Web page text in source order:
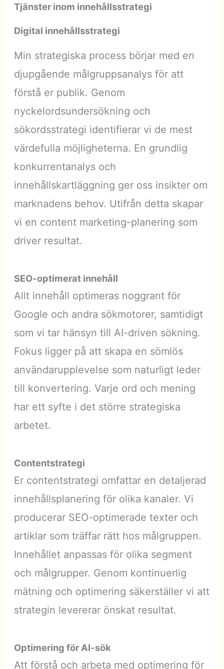
Tjänster inom innehållsstrategi
Digital innehållsstrategi
Min strategiska process börjar med en
djupgående målgruppsanalys för att
förstå er publik. Genom
nyckelordsundersökning och
sökordsstrategi identifierar vi de mest
värdefulla möjligheterna. En grundlig
konkurrentanalys och
innehållskartläggning ger oss insikter om
marknadens behov. Utifrån detta skapar
vi en content marketing-planering som
driver resultat.
SEO-optimerat innehåll
Allt innehåll optimeras noggrant för
Google och andra sökmotorer, samtidigt
som vi tar hänsyn till AI-driven sökning.
Fokus ligger på att skapa en sömlös
användarupplevelse som naturligt leder
till konvertering. Varje ord och mening
har ett syfte i det större strategiska
arbetet.
Contentstrategi
Er contentstrategi omfattar en detaljerad
innehållsplanering för olika kanaler. Vi
producerar SEO-optimerade texter och
artiklar som träffar rätt hos målgruppen.
Innehållet anpassas för olika segment
och målgrupper. Genom kontinuerlig
mätning och optimering säkerställer vi att
strategin levererar önskat resultat.
Optimering för AI-sök
Att förstå och arbeta med optimering för